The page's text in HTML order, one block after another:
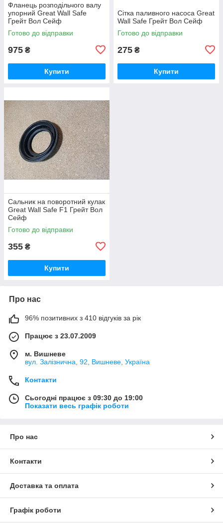
Фланець розподільчого валу
упорний Great Wall Safe
Грейт Вол Сейф
Готово до відправки
975 ₴
Купити
Сітка паливного насоса Great
Wall Safe Грейт Вол Сейф
Готово до відправки
275 ₴
Купити
Сальник на поворотний кулак
Great Wall Safe F1 Грейт Вол
Сейф
Готово до відправки
355 ₴
Купити
Про нас
96% позитивних з 410 відгуків за рік
Працює з 23.07.2009
м. Вишневе
вул. Залізнична, 92, Вишневе, Україна
Контакти
Сьогодні працює з 09:30 до 19:00
Показати весь графік роботи
Про нас
Контакти
Доставка та оплата
Графік роботи